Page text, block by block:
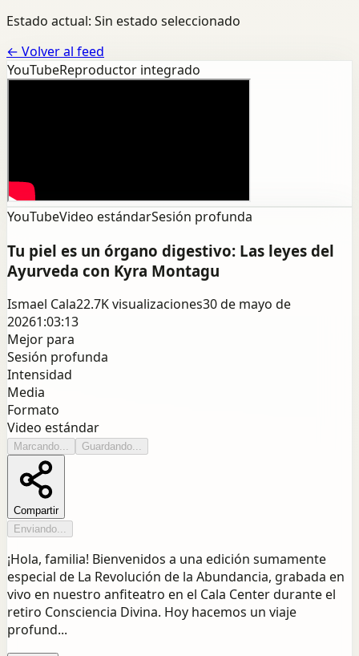
Estado actual: Sin estado seleccionado
← Volver al feed
YouTubeReproductor integrado
YouTubeVideo estándarSesión profunda
Tu piel es un órgano digestivo: Las leyes del
Ayurveda con Kyra Montagu
Ismael Cala22.7Kvisualizaciones30 de mayo de
20261:03:13
Mejor para
Sesión profunda
Intensidad
Media
Formato
Video estándar
Marcando... Guardando...
Compartir
Enviando...
¡Hola, familia! Bienvenidos a una edición sumamente
especial de La Revolución de la Abundancia, grabada en
vivo en nuestro anfiteatro en el Cala Center durante el
retiro Consciencia Divina. Hoy hacemos un viaje
profund...